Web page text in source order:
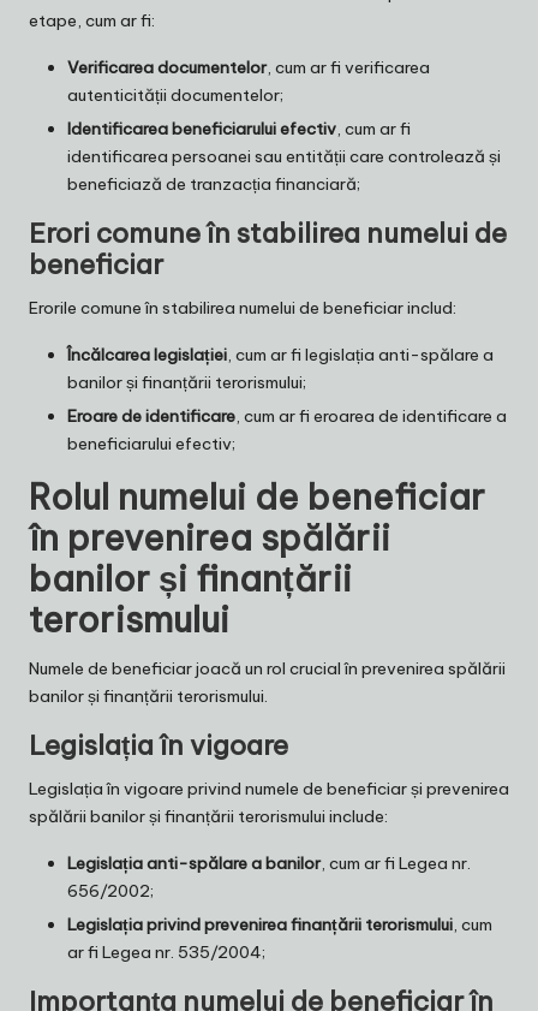
etape, cum ar fi:
Verificarea documentelor, cum ar fi verificarea
autenticității documentelor;
Identificarea beneficiarului efectiv, cum ar fi
identificarea persoanei sau entității care controlează și
beneficiază de tranzacția financiară;
Erori comune în stabilirea numelui de
beneficiar
Erorile comune în stabilirea numelui de beneficiar includ:
Încălcarea legislației, cum ar fi legislația anti-spălare a
banilor și finanțării terorismului;
Eroare de identificare, cum ar fi eroarea de identificare a
beneficiarului efectiv;
Rolul numelui de beneficiar
în prevenirea spălării
banilor și finanțării
terorismului
Numele de beneficiar joacă un rol crucial în prevenirea spălării
banilor și finanțării terorismului.
Legislația în vigoare
Legislația în vigoare privind numele de beneficiar și prevenirea
spălării banilor și finanțării terorismului include:
Legislația anti-spălare a banilor, cum ar fi Legea nr.
656/2002;
Legislația privind prevenirea finanțării terorismului, cum
ar fi Legea nr. 535/2004;
Importanța numelui de beneficiar în